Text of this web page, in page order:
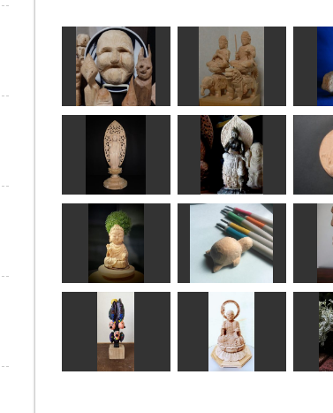
小さな面。
茂太郎くん
文殊菩薩、普賢菩薩
なんぺい
雲
阿弥陀如来立像(浄
土宗）
まあちゃん
弥勒菩薩
sigesama
観
童阿弥陀
Issay
カメ
leaf